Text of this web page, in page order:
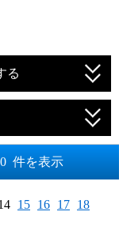
る
日～
件を表示
15 16 17 18